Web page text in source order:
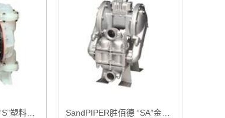
SandPIPER胜佰德“S”塑料隔膜泵系列 SandPIPER胜佰德 “SA”金属隔膜泵系列